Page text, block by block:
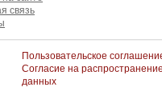
связь
Пользовательское
Согласие на
данных